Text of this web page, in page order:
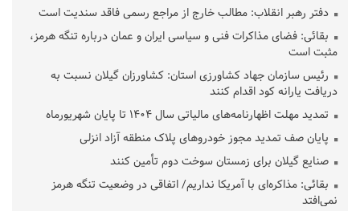
دفتر رهبر انقلاب: مطالب خارج از مراجع رسمی فاقد سندیت است
بقائی: فضای مذاکرات فنی و سیاسی ایران و عمان درباره تنگه هرمز،
مثبت است
رئیس سازمان جهاد کشاورزی استان: کشاورزان گیلان نسبت به
دریافت یارانه کود اقدام کنند
تمدید مهلت اظهارنامه‌های مالیاتی سال ۱۴۰۴ تا پایان شهریورماه
پایان صف تمدید مجوز خودروهای پلاک منطقه آزاد انزلی
صنایع گیلان برای زمستان سوخت دوم تأمین کنند
بقائی: مذاکره‌ای با آمریکا نداریم/ اتفاقی در وضعیت تنگه هرمز
نمی‌افتد